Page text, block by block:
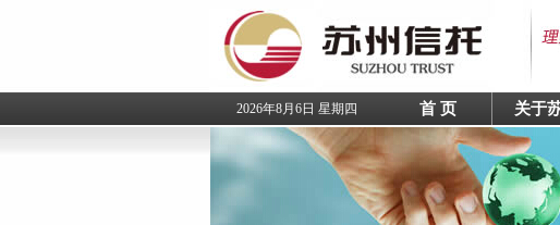
2026年8月6日 星期四 首 页 关于